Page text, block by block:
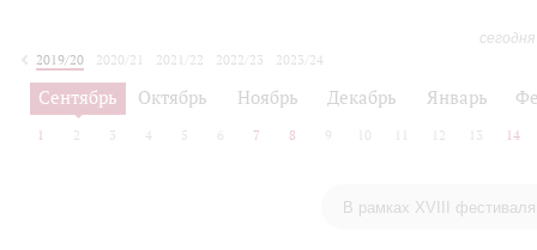
2019/20
2020/21 2021/22 2022/23
2023/24
2024/25
2025/26
Сентябрь Октябрь Ноябрь Декабрь Январь
1 2 3 4 5 6 7 8 9 10 12 13 14
В рамках XVIII